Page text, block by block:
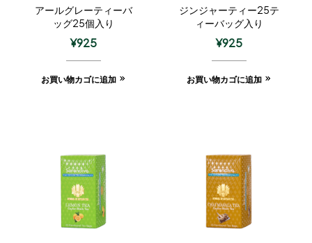
アールグレーティーバ
ッグ25個入り
¥925
お買い物カゴに追加
ジンジャーティー25テ
ィーバッグ入り
¥925
お買い物カゴに追加